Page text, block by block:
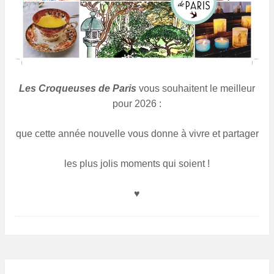
Les Croqueuses de Paris vous souhaitent le meilleur
pour 2026 :
que cette année nouvelle vous donne à vivre et partager
les plus jolis moments qui soient !
♥